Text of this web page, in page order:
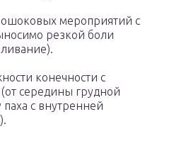
мероприятий с
резкой боли
конечности с
середины грудной
с внутренней